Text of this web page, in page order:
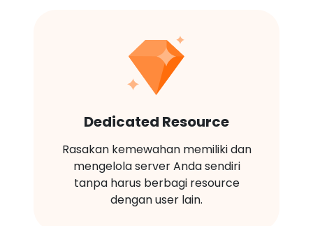
Dedicated Resource
Rasakan kemewahan memiliki dan
mengelola server Anda sendiri
tanpa harus berbagi resource
dengan user lain.